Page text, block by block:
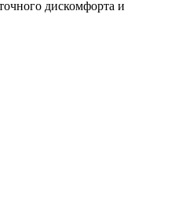
дискомфорта и